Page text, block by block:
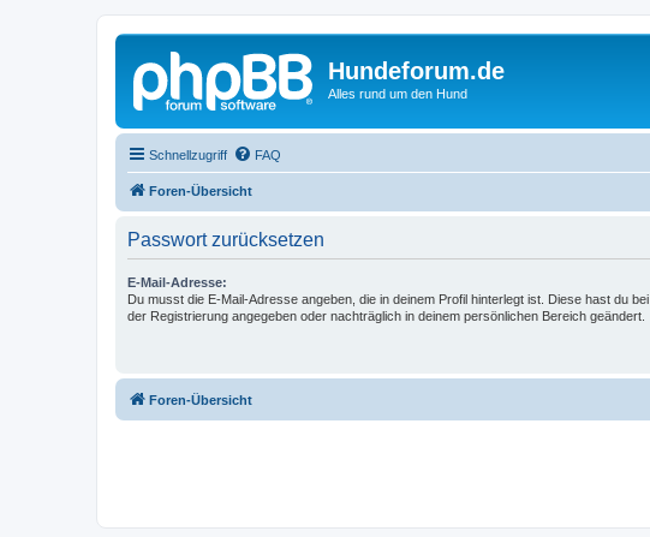
Hundeforum.de
Alles rund um den Hund
Schnellzugriff FAQ
Foren-Übersicht
Passwort zurücksetzen
E-Mail-Adresse:
Du musst die E-Mail-Adresse angeben, die in deinem Profil hinterlegt ist. Diese hast du bei
der Registrierung angegeben oder nachträglich in deinem persönlichen Bereich geändert.
Foren-Übersicht